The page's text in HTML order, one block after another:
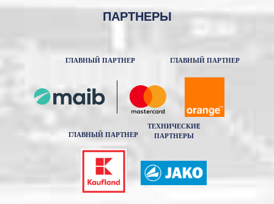
ПАРТНЕРЫ
ГЛАВНЫЙ ПАРТНЕР ГЛАВНЫЙ ПАРТНЕР
ГЛАВНЫЙ ПАРТНЕР
ТЕХНИЧЕСКИE
ПАРТНЕРЫ